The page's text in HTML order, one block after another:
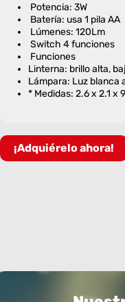
Potencia: 3W
Batería: usa 1 pila AA
Lúmenes: 120Lm
Switch 4 funciones
Funciones
Linterna: brillo alta,
Lámpara: Luz blanca
* Medidas: 2.6 x 2.1 x
¡Adquiérelo ahora!